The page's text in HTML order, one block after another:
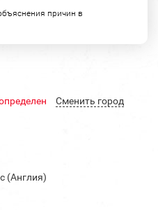
причин в
Cменить город
(Англия)